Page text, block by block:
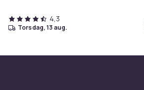
4,3
torsdag, 13 aug.